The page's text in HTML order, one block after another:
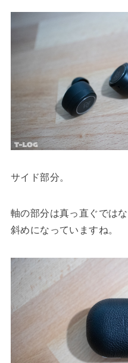
サイド部分。
軸の部分は真っ直ぐでは
斜めになっていますね。